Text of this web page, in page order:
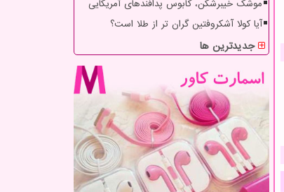
موشک خیبرشکن، کابوس پدافندهای آمریکایی
آیا کولا آشکروفتین گران تر از طلا است؟
جدیدترین ها